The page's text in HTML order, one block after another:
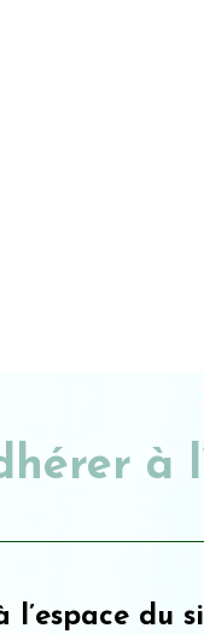
à
l’espace du